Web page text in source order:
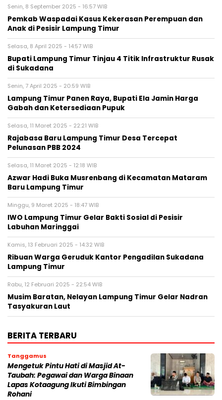
Senin, 8 September 2025 - 16:57 WIB
Pemkab Waspadai Kasus Kekerasan Perempuan dan
Anak di Pesisir Lampung Timur
Selasa, 8 April 2025 - 14:57 WIB
Bupati Lampung Timur Tinjau 4 Titik Infrastruktur Rusak
di Sukadana
Senin, 7 April 2025 - 20:59 WIB
Lampung Timur Panen Raya, Bupati Ela Jamin Harga
Gabah dan Ketersediaan Pupuk
Selasa, 11 Maret 2025 - 22:21 WIB
Rajabasa Baru Lampung Timur Desa Tercepat
Pelunasan PBB 2024
Selasa, 11 Maret 2025 - 12:18 WIB
Azwar Hadi Buka Musrenbang di Kecamatan Mataram
Baru Lampung Timur
Minggu, 9 Maret 2025 - 18:47 WIB
IWO Lampung Timur Gelar Bakti Sosial di Pesisir
Labuhan Maringgai
Kamis, 13 Februari 2025 - 14:32 WIB
Ribuan Warga Geruduk Kantor Pengadilan Sukadana
Lampung Timur
Rabu, 12 Februari 2025 - 22:54 WIB
Musim Baratan, Nelayan Lampung Timur Gelar Nadran
Tasyakuran Laut
BERITA TERBARU
Tanggamus
Mengetuk Pintu Hati di Masjid At-
Taubah: Pegawai dan Warga Binaan
Lapas Kotaagung Ikuti Bimbingan
Rohani